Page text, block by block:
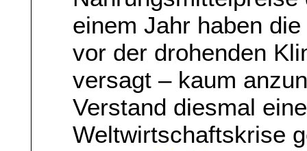
einem Jahr haben
vor der drohenden
versagt – kaum
Verstand diesmal
Weltwirtschaftskrise